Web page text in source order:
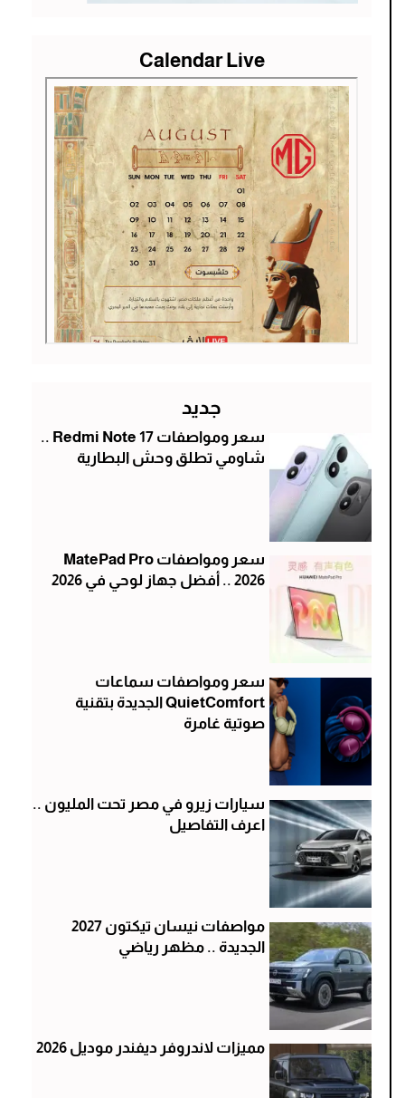
Calendar Live
جديد
سعر ومواصفات Redmi Note 17 ..
شاومي تطلق وحش البطارية
سعر ومواصفات MatePad Pro
2026 .. أفضل جهاز لوحي في 2026
سعر ومواصفات سماعات
QuietComfort الجديدة بتقنية
صوتية غامرة
سيارات زيرو في مصر تحت المليون ..
اعرف التفاصيل
مواصفات نيسان تيكتون 2027
الجديدة .. مظهر رياضي
مميزات لاندروفر ديفندر موديل 2026